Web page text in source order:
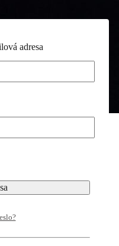
vlajka
adresa